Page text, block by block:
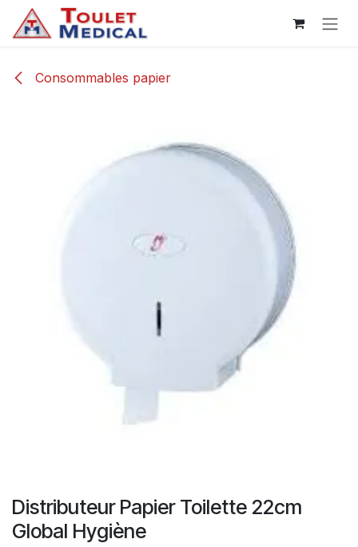
Se rendre au contenu
Consommables papier
Distributeur Papier Toilette 22cm
Global Hygiène